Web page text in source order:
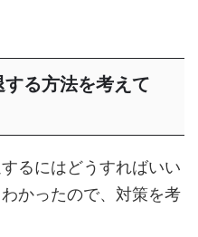
する方法を考えて
るにはどうすればいい
かったので、対策を考